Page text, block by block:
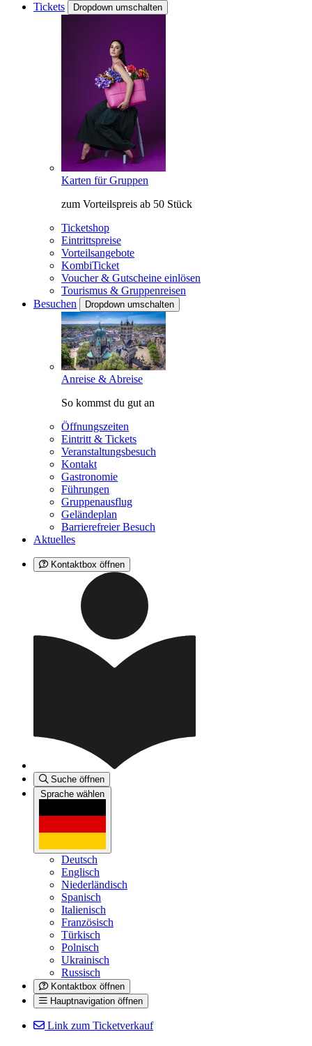
Tickets
Dropdown umschalten
Karten für Gruppen
zum Vorteilspreis ab 50 Stück
Ticketshop
Eintrittspreise
Vorteilsangebote
KombiTicket
Voucher & Gutscheine einlösen
Tourismus & Gruppenreisen
Besuchen
Dropdown umschalten
Anreise & Abreise
So kommst du gut an
Öffnungszeiten
Eintritt & Tickets
Veranstaltungsbesuch
Kontakt
Gastronomie
Führungen
Gruppenausflug
Geländeplan
Barrierefreier Besuch
Aktuelles
Kontaktbox öffnen
Suche öffnen
Sprache wählen
Deutsch
Englisch
Niederländisch
Spanisch
Italienisch
Französisch
Türkisch
Polnisch
Ukrainisch
Russisch
Kontaktbox öffnen
Hauptnavigation öffnen
Link zum Ticketverkauf